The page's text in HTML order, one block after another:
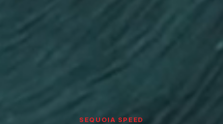
SEQUOIA SPEED